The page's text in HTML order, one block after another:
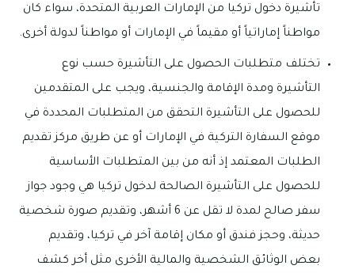
تأشيرة دخول تركيا من الإمارات العربية المتحدة، سواء كان
مواطناً إماراتياً أو مقيماً في الإمارات أو مواطناً لدولة أخرى.
تختلف متطلبات الحصول على التأشيرة حسب نوع
التأشيرة ومدة الإقامة والجنسية، ويجب على المتقدمين
للحصول على التأشيرة التحقق من المتطلبات المحددة في
موقع السفارة التركية في الإمارات أو عن طريق مركز تقديم
الطلبات المعتمد إذ أنه من بين المتطلبات الأساسية
للحصول على التأشيرة الصالحة لدخول تركيا هي وجود جواز
سفر صالح لمدة لا تقل عن 6 أشهر، وتقديم صورة شخصية
حديثة، وحجز فندق أو مكان إقامة آخر في تركيا، وتقديم
بعض الوثائق الشخصية والمالية الأخرى مثل أخر كشف